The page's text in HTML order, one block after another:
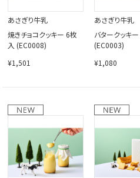
あさぎり牛乳
焼きチョコクッキー 6枚
入 (EC0008)
¥1,501
あさぎり牛乳
バタークッキ
(EC0003)
¥1,080